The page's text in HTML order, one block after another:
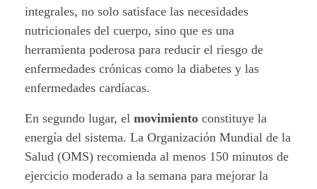
I
I
I
s
a
integrales, no solo satisface las necesidades
nutricionales del cuerpo, sino que es una
herramienta poderosa para reducir el riesgo de
enfermedades crónicas como la diabetes y las
enfermedades cardíacas.
En segundo lugar, el movimiento constituye la
energía del sistema. La Organización Mundial de la
Salud (OMS) recomienda al menos 150 minutos de
ejercicio moderado a la semana para mejorar la